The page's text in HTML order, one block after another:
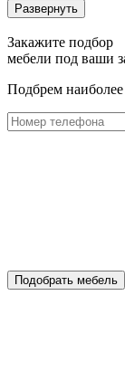
Развернуть
Закажите подбор
мебели под ваши
Подбрем
Подобрать мебель